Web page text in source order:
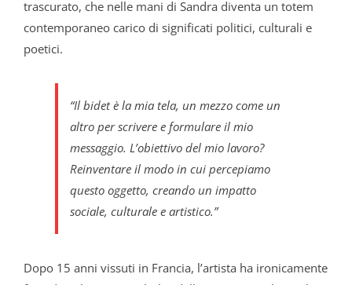
trascurato, che nelle mani di Sandra diventa un totem
contemporaneo carico di significati politici, culturali e
poetici.
“Il bidet è la mia tela, un mezzo come un
altro per scrivere e formulare il mio
messaggio. L’obiettivo del mio lavoro?
Reinventare il modo in cui percepiamo
questo oggetto, creando un impatto
sociale, culturale e artistico.”
Dopo 15 anni vissuti in Francia, l’artista ha ironicamente